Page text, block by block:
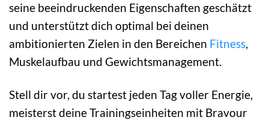
seine beeindruckenden Eigenschaften geschätzt
und unterstützt dich optimal bei deinen
ambitionierten Zielen in den Bereichen Fitness,
Muskelaufbau und Gewichtsmanagement.
Stell dir vor, du startest jeden Tag voller Energie,
meisterst deine Trainingseinheiten mit Bravour